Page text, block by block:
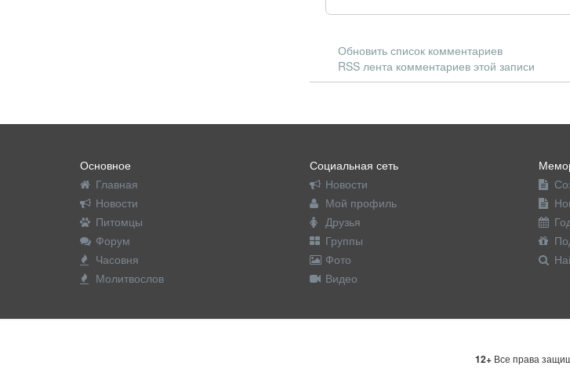
Обновить список комментариев
RSS лента комментариев этой записи
Основное
Главная
Новости
Питомцы
Форум
Часовня
Молитвослов
Социальная сеть
Новости
Мой профиль
Друзья
Группы
Фото
Видео
12+Все права